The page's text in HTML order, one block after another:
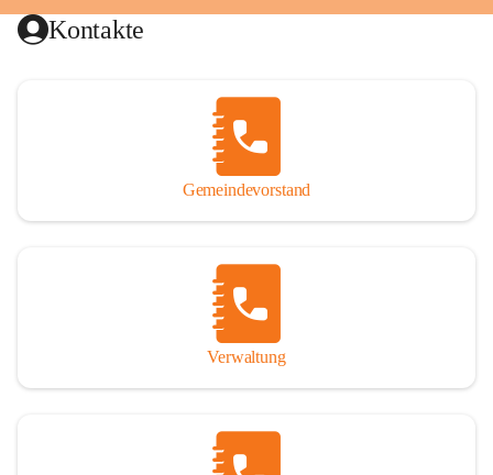
Kontakte
Gemeindevorstand
Verwaltung